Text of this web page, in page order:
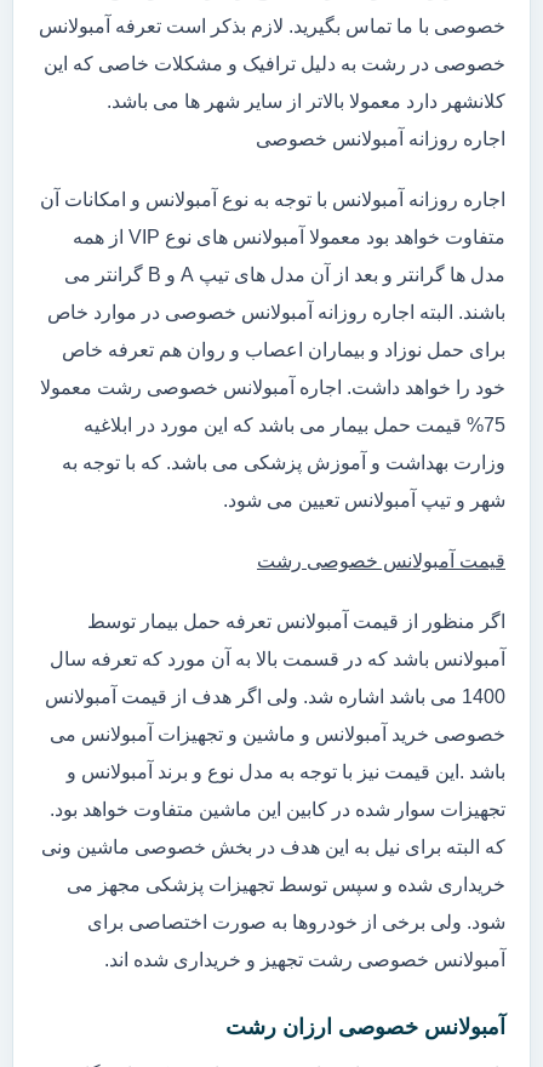
خصوصی با ما تماس بگیرید. لازم بذکر است تعرفه آمبولانس
خصوصی در رشت به دلیل ترافیک و مشکلات خاصی که این
کلانشهر دارد معمولا بالاتر از سایر شهر ها می باشد.
اجاره روزانه آمبولانس خصوصی
اجاره روزانه آمبولانس با توجه به نوع آمبولانس و امکانات آن
متفاوت خواهد بود معمولا آمبولانس های نوع VIP از همه
مدل ها گرانتر و بعد از آن مدل های تیپ A و B گرانتر می
باشند. البته اجاره روزانه آمبولانس خصوصی در موارد خاص
برای حمل نوزاد و بیماران اعصاب و روان هم تعرفه خاص
خود را خواهد داشت. اجاره آمبولانس خصوصی رشت معمولا
75% قیمت حمل بیمار می باشد که این مورد در ابلاغیه
وزارت بهداشت و آموزش پزشکی می باشد. که با توجه به
شهر و تیپ آمبولانس تعیین می شود.
قیمت آمبولانس خصوصی رشت
اگر منظور از قیمت آمبولانس تعرفه حمل بیمار توسط
آمبولانس باشد که در قسمت بالا به آن مورد که تعرفه سال
1400 می باشد اشاره شد. ولی اگر هدف از قیمت آمبولانس
خصوصی خرید آمبولانس و ماشین و تجهیزات آمبولانس می
باشد .این قیمت نیز با توجه به مدل نوع و برند آمبولانس و
تجهیزات سوار شده در کابین این ماشین متفاوت خواهد بود.
که البته برای نیل به این هدف در بخش خصوصی ماشین ونی
خریداری شده و سپس توسط تجهیزات پزشکی مجهز می
شود. ولی برخی از خودروها به صورت اختصاصی برای
آمبولانس خصوصی رشت تجهیز و خریداری شده اند.
آمبولانس خصوصی ارزان رشت